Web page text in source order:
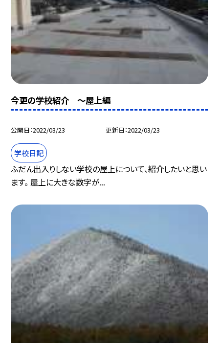
今更の学校紹介 〜屋上編
公開日 2022/03/23 更新日 2022/03/23
学校日記
ふだん出入りしない学校の屋上について、紹介したいと思い
ます。 屋上に大きな数字が...